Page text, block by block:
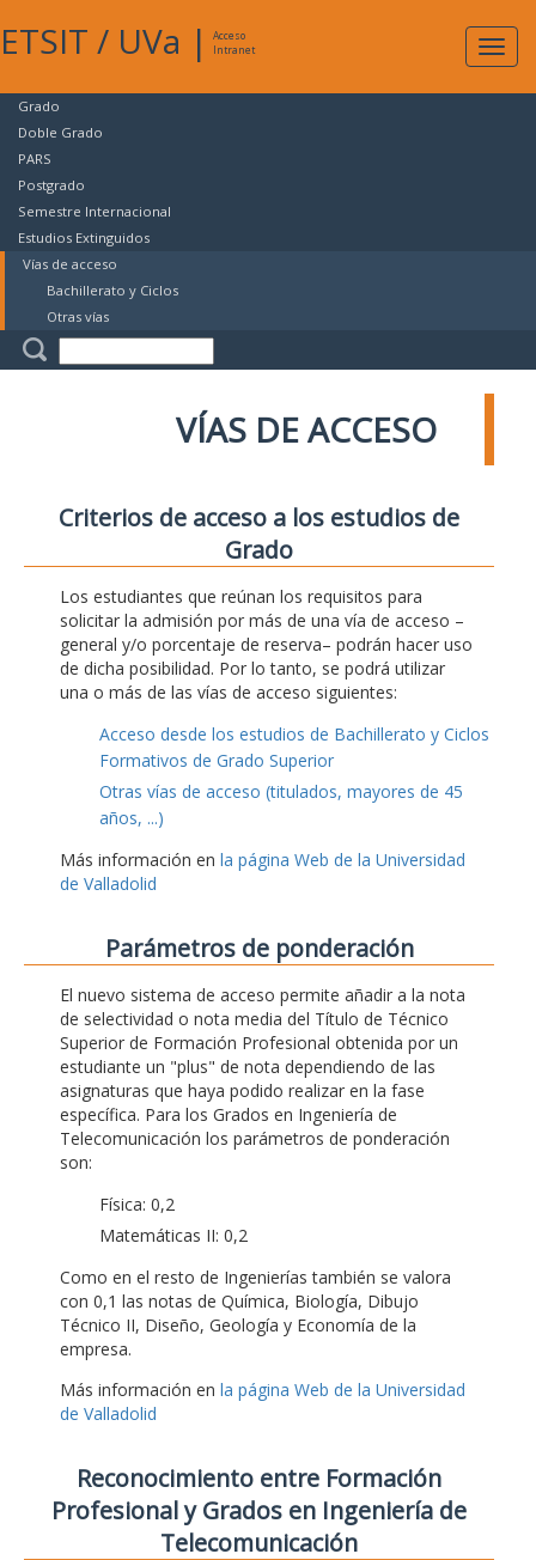
ETSIT / UVa |
Acceso
Intranet
Grado
Doble Grado
PARS
Postgrado
Semestre Internacional
Estudios Extinguidos
Vías de acceso
Bachillerato y Ciclos
Otras vías
VÍAS DE ACCESO
Criterios de acceso a los estudios de
Grado
Los estudiantes que reúnan los requisitos para
solicitar la admisión por más de una vía de acceso –
general y/o porcentaje de reserva– podrán hacer uso
de dicha posibilidad. Por lo tanto, se podrá utilizar
una o más de las vías de acceso siguientes:
Acceso desde los estudios de Bachillerato y Ciclos
Formativos de Grado Superior
Otras vías de acceso (titulados, mayores de 45
años, ...)
Más información en la página Web de la Universidad
de Valladolid
Parámetros de ponderación
El nuevo sistema de acceso permite añadir a la nota
de selectividad o nota media del Título de Técnico
Superior de Formación Profesional obtenida por un
estudiante un "plus" de nota dependiendo de las
asignaturas que haya podido realizar en la fase
específica. Para los Grados en Ingeniería de
Telecomunicación los parámetros de ponderación
son:
Física: 0,2
Matemáticas II: 0,2
Como en el resto de Ingenierías también se valora
con 0,1 las notas de Química, Biología, Dibujo
Técnico II, Diseño, Geología y Economía de la
empresa.
Más información en la página Web de la Universidad
de Valladolid
Reconocimiento entre Formación
Profesional y Grados en Ingeniería de
Telecomunicación